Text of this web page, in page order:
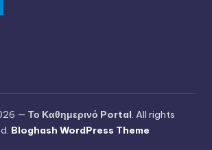
— Το Καθημερινό Portal. All rights
Bloghash WordPress Theme